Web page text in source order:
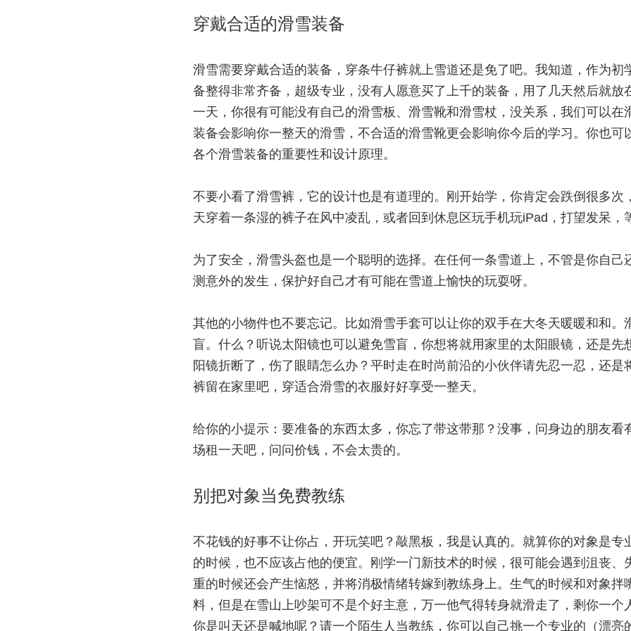
穿戴合适的滑雪装备
滑雪需要穿戴合适的装备 ，穿条牛仔裤就上雪道还是免了吧。我知道，作为初
备整得非常齐备，超级专业，没有人愿意买了上千的装备，用了几天然后就放
一天，你很有可能没有自己的滑雪板、滑雪靴和滑雪杖 ，没关系，我们可以
装备会影响你一整天的滑雪，不合适的滑雪靴更会影响你今后的学习。你也可
各个滑雪装备的重要性和设计原理。
不要小看了滑雪裤，它的设计也是有道理的。刚开始学，你肯定会跌倒很多次
天穿着一条湿的裤子在风中凌乱，或者回到休息区玩手机玩iPad，打望发呆，
为了安全， 滑雪头盔也是一个聪明的选择。在任何一条雪道上，不管是你自己
测意外的发生，保护好自己才有可能在雪道上愉快的玩耍呀。
其他的小物件也不要忘记。比如滑雪手套可以让你的双手在大冬天暖暖和和。
盲。什么？听说太阳镜也可以避免雪盲，你想将就用家里的太阳眼镜，还是先
阳镜折断了，伤了眼睛怎么办？平时走在时尚前沿的小伙伴请先忍一忍，还是
裤留在家里吧，穿适合滑雪的衣服好好享受一整天。
给你的小提示：要准备的东西太多，你忘了带这带那？没事，问身边的朋友看
场租一天吧，问问价钱，不会太贵的。
别把对象当免费教练
不花钱的好事不让你占，开玩笑吧？敲黑板，我是认真的。就算你的对象是专
的时候，也不应该占他的便宜。刚学一门新技术的时候，很可能会遇到沮丧、
重的时候还会产生恼怒，并将消极情绪转嫁到教练身上。生气的时候和对象拌
料，但是在雪山上吵架可不是个好主意，万一他气得转身就滑走了，剩你一个
你是叫天还是喊地呢？请一个陌生人当教练，你可以自己挑一个专业的（漂亮